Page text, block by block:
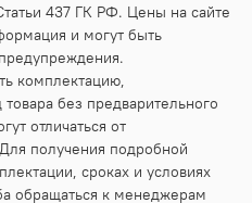
437 ГК РФ. Цены на сайте
и могут быть
комплектацию,
без предварительного
отличаться от
получения подробной
сроках и условиях
обращаться к менеджерам